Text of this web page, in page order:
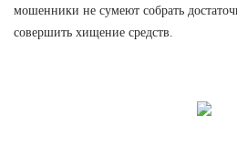
мошенники не сумеют собрать
совершить хищение средств.